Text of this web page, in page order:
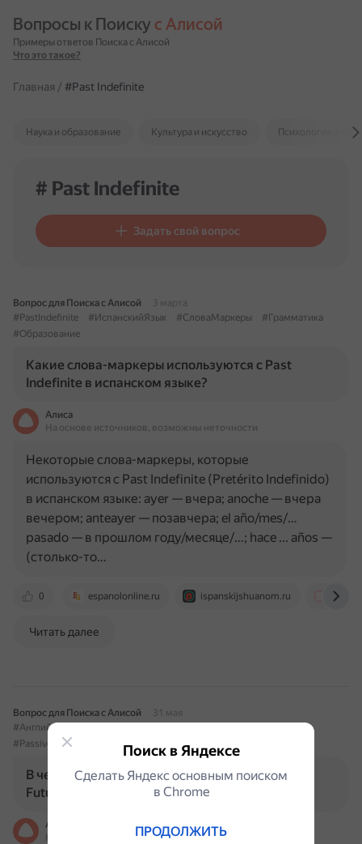
Вопросы к Поиску с Алисой
Примеры ответов Поиска с Алисой
Что это такое?
Главная / #Past Indefinite
Наука и образование Культура и искусство Психология и
# Past Indefinite
Задать свой вопрос
Вопрос для Поиска с Алисой
3 марта
#PastIndefinite
#ИспанскийЯзык #СловаМаркеры
#Грамматика
#Образование
Какие слова-маркеры используются с Past
Indefinite в испанском языке?
Алиса
На основе источников, возможны неточности
0 espanolonline.ru ispanskijshuanom.ru
Некоторые слова-маркеры, которые
используются с Past Indefinite (Pretérito Indefinido)
в испанском языке: ayer — вчера; anoche — вчера
вечером; anteayer — позавчера; el año/mes/…
pasado — в прошлом году/месяце/…; hace ... años —
(столько-то…
Читать далее
Вопрос для Поиска с Алисой
31 мая
#Английский
#PassiveVoice
В чем разница между Past Indefinite Passive и
Future Indefinite Passive?
Алиса
На основе источников, возможны неточности
Поиск в Яндексе
Сделать Яндекс основным поиском
в Сhrome
ПРОДОЛЖИТЬ